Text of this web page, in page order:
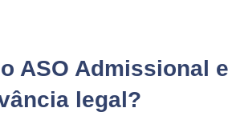
ASO Admissional e
legal?